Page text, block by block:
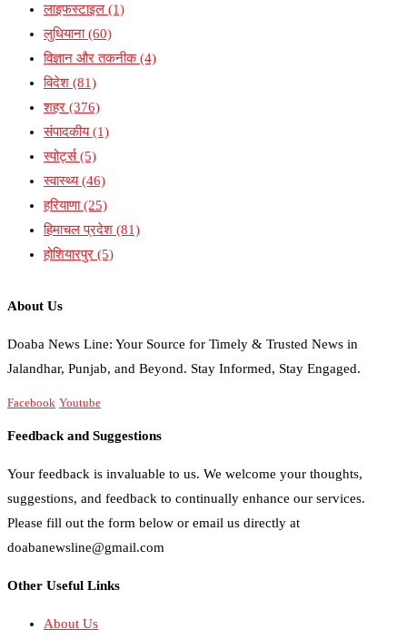
लाइफस्टाइल (1)
लुधियाना(60)
विज्ञान और तकनीक(4)
विदेश (81)
शहर (376)
संपादकीय(1)
स्पोर्ट्स(5)
स्वास्थ्य(46)
हरियाणा(25)
हिमाचल प्रदेश (81)
होशियारपुर (5)
About Us
Doaba News Line: Your Source for Timely & Trusted News in
Jalandhar, Punjab, and Beyond. Stay Informed, Stay Engaged.
Facebook Youtube
Feedback and Suggestions
Your feedback is invaluable to us. We welcome your thoughts,
suggestions, and feedback to continually enhance our services.
Please fill out the form below or email us directly at
doabanewsline@gmail.com
Other Useful Links
About Us